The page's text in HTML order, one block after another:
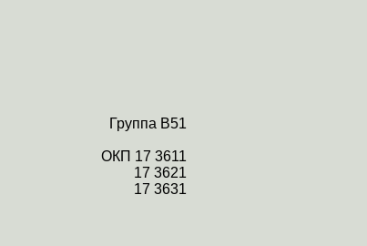
Группа В51
ОКП 17 3611
17 3621
17 3631